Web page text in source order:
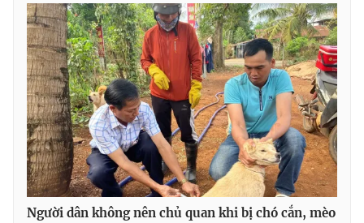
® Cấm sao chép dưới mọi hình thức nếu không có sự chấp
thuận bằng văn bản. Ghi rõ nguồn VTV.vn khi phát hành lại
thông tin từ website này.
Người dân không nên chủ quan khi bị chó cắn, mèo